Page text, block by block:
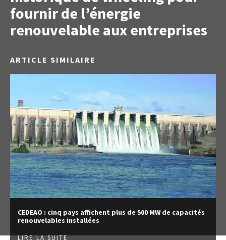
fournir de l’énergie
renouvelable aux entreprises
ARTICLE SIMILAIRE
CEDEAO : cinq pays affichent plus de 500 MW de capacités
renouvelables installées
LIRE LA SUITE